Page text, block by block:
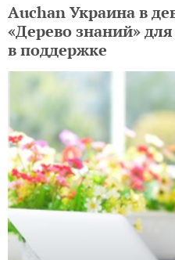
Auchan Украина в
«Дерево знаний»
в поддержке